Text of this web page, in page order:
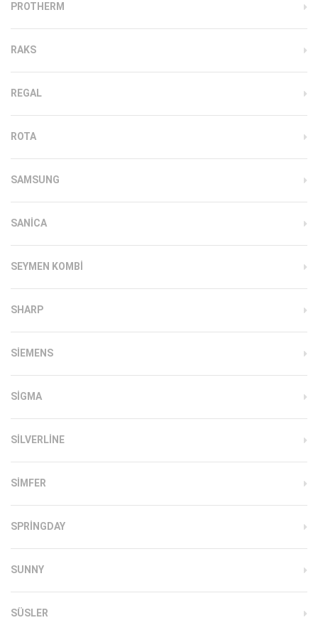
PROTHERM
RAKS
REGAL
ROTA
SAMSUNG
SANICA
SEYMEN KOMBI
SHARP
SIEMENS
SIGMA
SILVERLINE
SIMFER
SPRINGDAY
SUNNY
SÜSLER